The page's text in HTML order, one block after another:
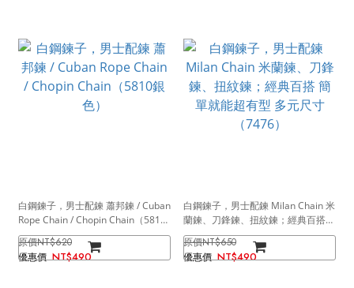
白鋼鍊子，男士配鍊 蕭邦鍊 / Cuban
Rope Chain / Chopin Chain（5810
銀色）
NT$620
NT$490
白鋼鍊子，男士配鍊 Milan Chain 米
蘭鍊、刀鋒鍊、扭紋鍊；經典百搭
簡單就能超有型 多元尺寸（7476）
NT$650
NT$490